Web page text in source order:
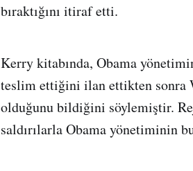
bıraktığını itiraf etti.
Kerry kitabında, Obama
teslim ettiğini ilan ettikten sonra
olduğunu bildiğini söylemiştir.
saldırılarla Obama yönetiminin